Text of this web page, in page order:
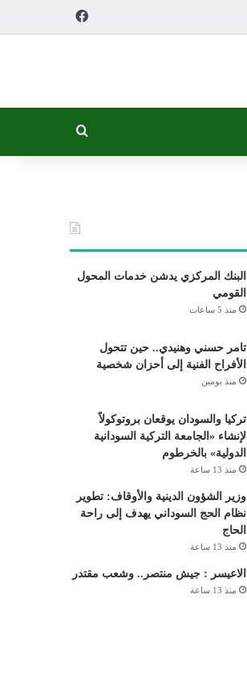
البنك المركزي يدشن خدمات المحول
القومي
منذ 5 ساعات
تامر حسني وهنيدي.. حين تتحول
الأفراح الفنية إلى أحزان شخصية
منذ يومين
تركيا والسودان يوقعان بروتوكولاً
لإنشاء «الجامعة التركية السودانية
الدولية» بالخرطوم
منذ 13 ساعة
وزير الشؤون الدينية والأوقاف: تطوير
نظام الحج السوداني يهدف إلى راحة
الحاج
منذ 13 ساعة
الاعيسر : جيش منتصر.. وشعب مقتدر
منذ 13 ساعة